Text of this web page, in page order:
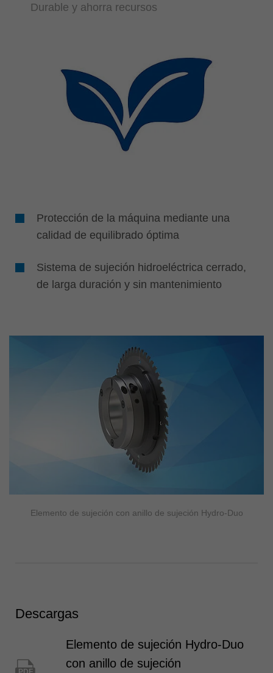
Durable y ahorra recursos
Protección de la máquina mediante una
calidad de equilibrado óptima
Sistema de sujeción hidroeléctrica cerrado,
de larga duración y sin mantenimiento
Elemento de sujeción con anillo de sujeción Hydro-Duo
Descargas
Elemento de sujeción Hydro-Duo
con anillo de sujeción